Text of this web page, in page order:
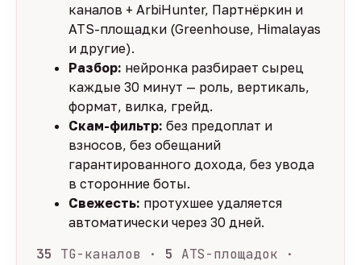
каналов + ArbiHunter, Партнёркин и
ATS-площадки (Greenhouse, Himalayas
и другие).
Разбор: нейронка разбирает сырец
каждые 30 минут — роль, вертикаль,
формат, вилка, грейд.
Скам-фильтр: без предоплат и
взносов, без обещаний
гарантированного дохода, без увода
в сторонние боты.
Свежесть: протухшее удаляется
автоматически через 30 дней.
35 TG-каналов · 5 ATS-площадок ·